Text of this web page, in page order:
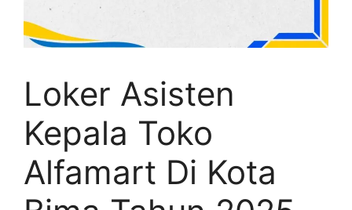
Loker Asisten
Kepala Toko
Alfamart Di Kota